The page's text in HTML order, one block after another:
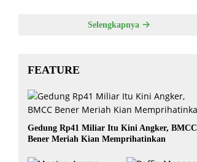
Selengkapnya
FEATURE
Gedung Rp41 Miliar Itu Kini Angker, BMCC
Bener Meriah Kian Memprihatinkan